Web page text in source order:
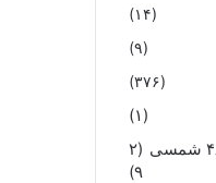
(۱۴)
(۹)
(۳۷۶)
(۱)
(۲
۹)